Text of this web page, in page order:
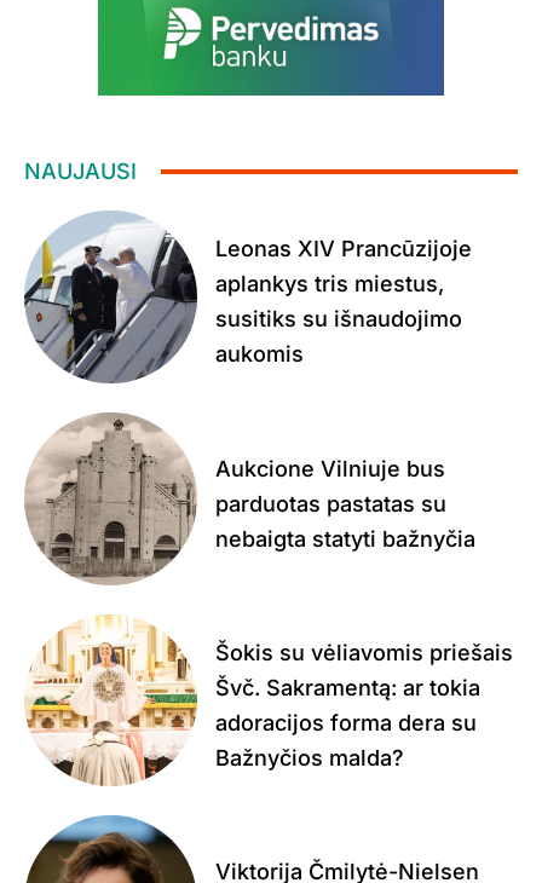
NAUJAUSI
Leonas XIV Prancūzijoje
aplankys tris miestus,
susitiks su išnaudojimo
aukomis
Aukcione Vilniuje bus
parduotas pastatas su
nebaigta statyti bažnyčia
Šokis su vėliavomis priešais
Švč. Sakramentą: ar tokia
adoracijos forma dera su
Bažnyčios malda?
Viktorija Čmilytė-Nielsen